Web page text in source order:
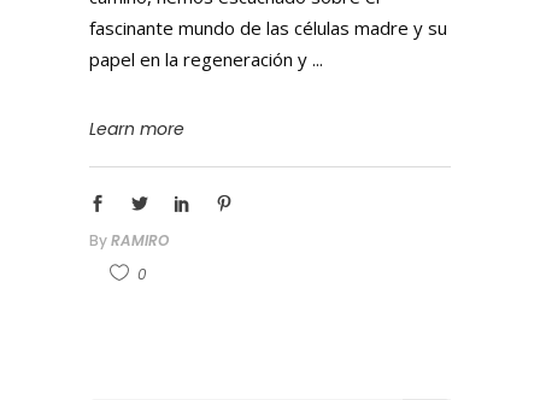
fascinante mundo de las células madre y su
papel en la regeneración y
Learn more
ByRAMIRO
0